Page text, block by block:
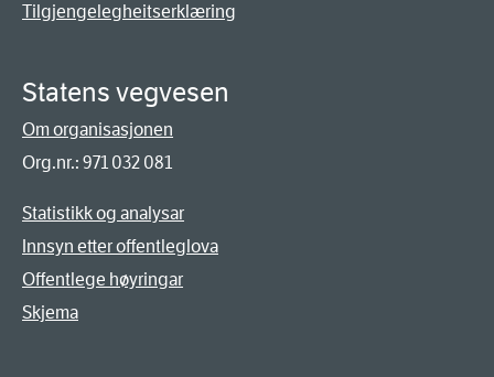
Tilgjengelegheitserklæring
Statens vegvesen
Om organisasjonen
Org.nr.: 971 032 081
Statistikk og analysar
Innsyn etter offentleglova
Offentlege høyringar
Skjema